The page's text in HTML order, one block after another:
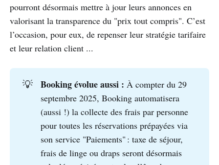
pourront désormais mettre à jour leurs annonces en
valorisant la transparence du "prix tout compris". C’est
l’occasion, pour eux, de repenser leur stratégie tarifaire
et leur relation client ...
💡 Booking évolue aussi : À compter du 29
septembre 2025, Booking automatisera
(aussi !) la collecte des frais par personne
pour toutes les réservations prépayées via
son service "Paiements" : taxe de séjour,
frais de linge ou draps seront désormais